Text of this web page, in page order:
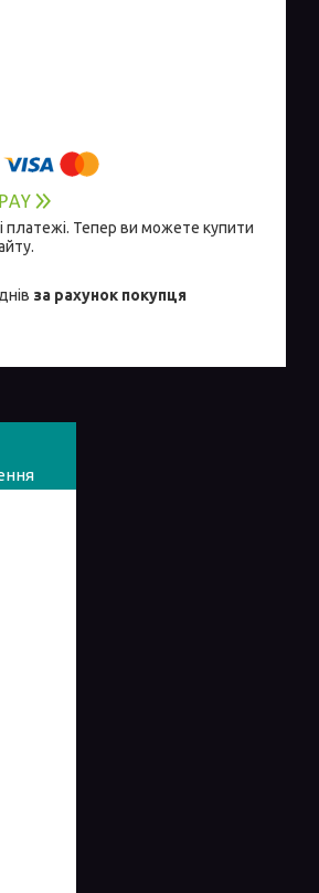
платежі. Тепер ви можете купити
за рахунок покупця